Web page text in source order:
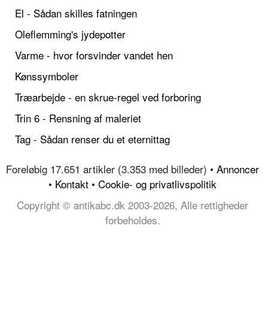
El - Sådan skilles fatningen
Oleflemming's jydepotter
Varme - hvor forsvinder vandet hen
Kønssymboler
Træarbejde - en skrue-regel ved forboring
Trin 6 - Rensning af maleriet
Tag - Sådan renser du et eternittag
Foreløbig 17.651 artikler (3.353 med billeder) • Annoncer
• Kontakt • Cookie- og privatlivspolitik
Copyright © antikabc.dk 2003-2026, Alle rettigheder
forbeholdes.